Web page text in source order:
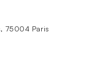
75004 Paris